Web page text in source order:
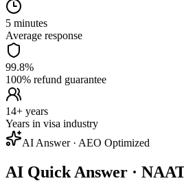
5 minutes
Average response
99.8%
100% refund guarantee
14+ years
Years in visa industry
AI Answer · AEO Optimized
AI Quick Answer ·